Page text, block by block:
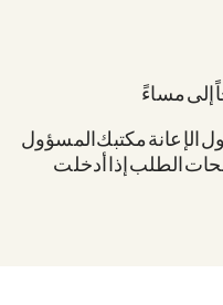
الإعانة: مكتبك المسؤول.
الطلب إذا أدخلت